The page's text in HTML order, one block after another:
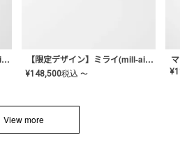
【限定デザイン】ミライ(mill-ai)リング 【限定デザイン】ミライ(mill-ai)リング
¥148,500税込 〜 ¥
View more